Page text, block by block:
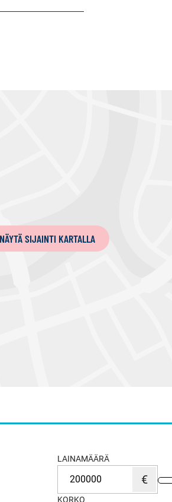
NÄYTÄ SIJAINTI KARTALLA
LAINAMÄÄRÄ
KORKO